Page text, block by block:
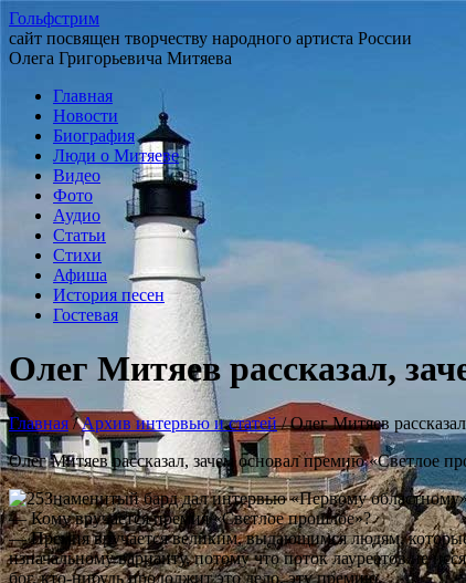
Гольфстрим
сайт посвящен творчеству народного артиста России
Олега Григорьевича Митяева
Главная
Новости
Биография
Люди о Митяеве
Видео
Фото
Аудио
Статьи
Стихи
Афиша
История песен
Гостевая
Олег Митяев рассказал,
Главная/Архив интервью и статей/Олег Митяев
Олег Митяев рассказал, зачем основал премию «Светлое
Знаменитый бард дал интервью «Первому
— Кому вручается премия «Светлое прошлое»?
— Премия вручается великим, выдающимся людям,
изначальному варианту, потому что поток лауреатов не
бог, кто-нибудь продолжит это дело, эту премию.